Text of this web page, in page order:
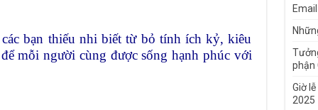
bạn thiếu nhi biết từ bỏ tính ích kỷ, kiêu
mỗi người cùng được sống hạnh phúc với
phận
Giờ
2025